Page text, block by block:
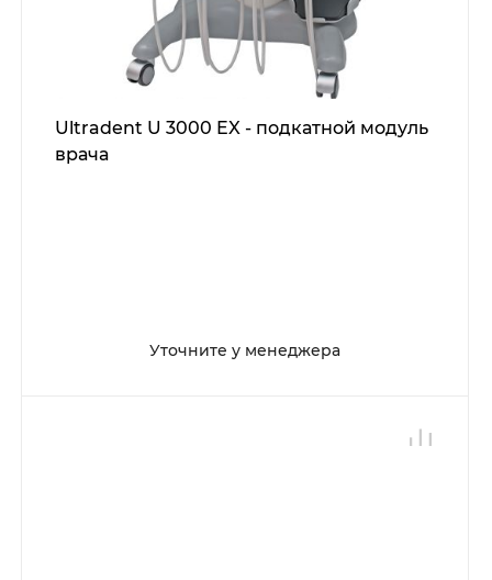
Ultradent U 3000 EX - подкатной модуль
врача
Уточните у менеджера